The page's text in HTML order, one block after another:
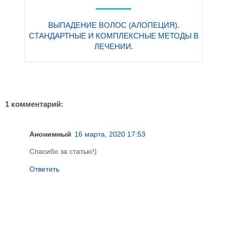
ВЫПАДЕНИЕ ВОЛОС (АЛОПЕЦИЯ).
СТАНДАРТНЫЕ И КОМПЛЕКСНЫЕ МЕТОДЫ В
ЛЕЧЕНИИ.
1 комментарий:
Анонимный 16 марта, 2020 17:53
Спасибо за статью!)
Ответить